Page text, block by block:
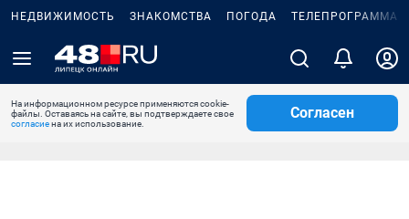
НЕДВИЖИМОСТЬ ЗНАКОМСТВА ПОГОДА ТЕЛЕПРОГРАММА
На информационном ресурсе применяются cookie-
файлы. Оставаясь на сайте, вы подтверждаете свое
согласиена их использование.
Согласен